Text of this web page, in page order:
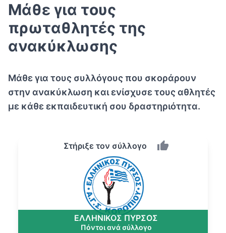
Μάθε για τους
πρωταθλητές της
ανακύκλωσης
Μάθε για τους συλλόγους που σκοράρουν
στην ανακύκλωση και ενίσχυσε τους αθλητές
με κάθε εκπαιδευτική σου δραστηριότητα.
Στήριξε τον σύλλογο
ΕΛΛΗΝΙΚΟΣ ΠΥΡΣΟΣ
Πόντοι ανά σύλλογο